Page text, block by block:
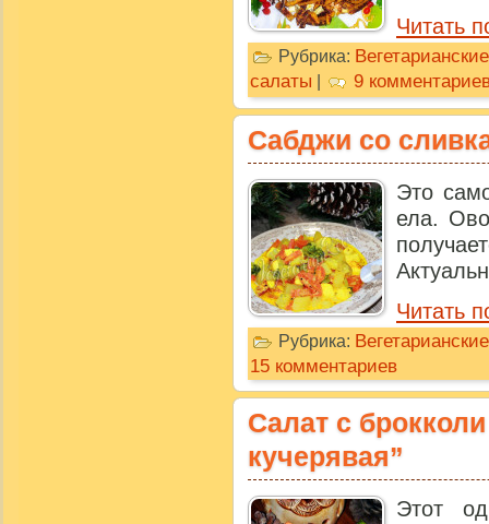
Читать
Рубрика:
салаты
9
Сабджи со
Это
ела.
Читать
Рубрика:
15 комментариев
Салат с
кучерявая”
Этот